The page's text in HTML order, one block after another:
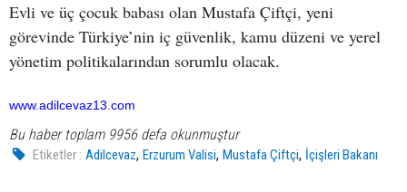
Evli ve üç çocuk babası olan Mustafa Çiftçi, yeni
görevinde Türkiye’nin iç güvenlik, kamu düzeni ve yerel
yönetim politikalarından sorumlu olacak.
www.adilcevaz13.com
Bu haber toplam 9956 defa okunmuştur
Etiketler : Adilcevaz,Erzurum Valisi,Mustafa Çiftçi, İçişleri Bakanı